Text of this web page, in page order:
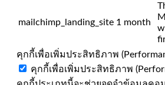
mailchimp_landing_site 1 month
คุกกี้เพื่อเพิ่มประสิทธิภาพ
คุกกี้เพื่อเพิ่มประสิทธิภาพ